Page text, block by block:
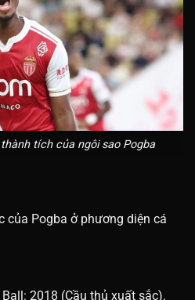
tích của ngôi sao Pogba
Pogba ở phương diện cá
Ball: 2018 (Cầu thủ xuất sắc).